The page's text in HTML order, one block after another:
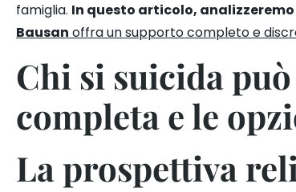
famiglia. In questo articolo,
Bausan offra un supporto completo e
Chi si suicida
completa e le
La prospettiva